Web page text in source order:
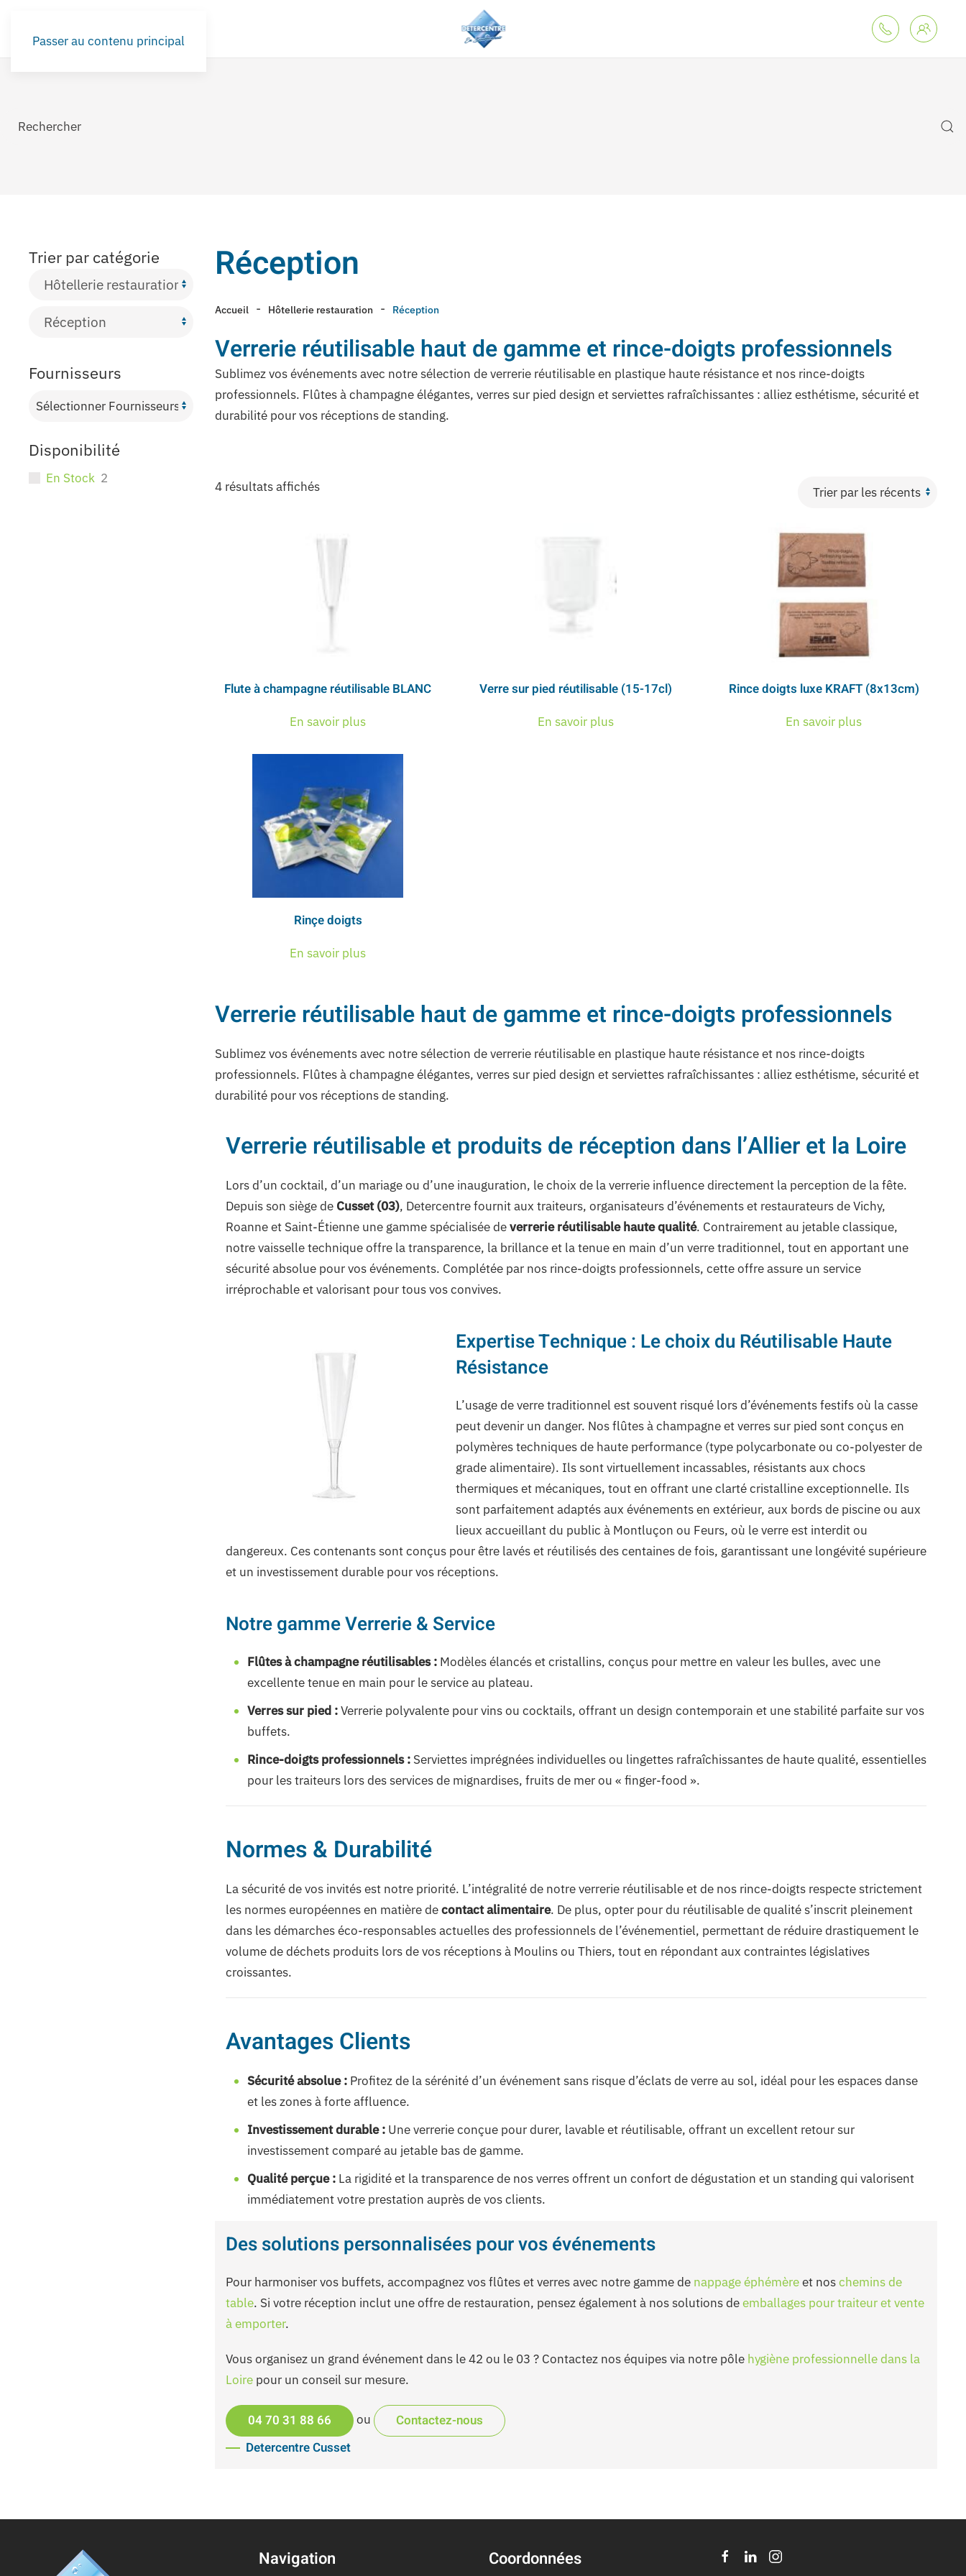
Passer au contenu principal
Trier par catégorie
Fournisseurs
Disponibilité
En Stock 2
Réception
Accueil Hôtellerie restauration Réception
Verrerie réutilisable haut de gamme et rince-doigts professionnels
Sublimez vos événements avec notre sélection de verrerie réutilisable en plastique haute résistance et nos rince-doigts
professionnels. Flûtes à champagne élégantes, verres sur pied design et serviettes rafraîchissantes : alliez esthétisme, sécurité et
durabilité pour vos réceptions de standing.
4 résultats affichésTrié
récent
ancien
Flute à champagne réutilisable BLANC
En savoir plus
Verre sur pied réutilisable (15-17cl)
En savoir plus
Rince doigts luxe KRAFT (8x13cm)
En savoir plus
Rinçe doigts
En savoir plus
Verrerie réutilisable haut de gamme et rince-doigts professionnels
Sublimez vos événements avec notre sélection de verrerie réutilisable en plastique haute résistance et nos rince-doigts
professionnels. Flûtes à champagne élégantes, verres sur pied design et serviettes rafraîchissantes : alliez esthétisme, sécurité et
durabilité pour vos réceptions de standing.
Verrerie réutilisable et produits de réception dans l’Allier et la Loire
Lors d’un cocktail, d’un mariage ou d’une inauguration, le choix de la verrerie influence directement la perception de la fête.
Depuis son siège de Cusset (03), Detercentre fournit aux traiteurs, organisateurs d’événements et restaurateurs de Vichy,
Roanne et Saint-Étienne une gamme spécialisée deverrerie réutilisable haute qualité. Contrairement au jetable classique,
notre vaisselle technique offre la transparence, la brillance et la tenue en main d’un verre traditionnel, tout en apportant une
sécurité absolue pour vos événements. Complétée par nos rince-doigts professionnels, cette offre assure un service
irréprochable et valorisant pour tous vos convives.
Expertise Technique : Le choix du Réutilisable Haute
Résistance
L’usage de verre traditionnel est souvent risqué lors d’événements festifs où la casse
peut devenir un danger. Nos flûtes à champagne et verres sur pied sont conçus en
polymères techniques de haute performance (type polycarbonate ou co-polyester de
grade alimentaire). Ils sont virtuellement incassables, résistants aux chocs
thermiques et mécaniques, tout en offrant une clarté cristalline exceptionnelle. Ils
sont parfaitement adaptés aux événements en extérieur, aux bords de piscine ou aux
lieux accueillant du public à Montluçon ou Feurs, où le verre est interdit ou
dangereux. Ces contenants sont conçus pour être lavés et réutilisés des centaines de fois, garantissant une longévité supérieure
et un investissement durable pour vos réceptions.
Notre gamme Verrerie & Service
Flûtes à champagne réutilisables :Modèles élancés et cristallins, conçus pour mettre en valeur les bulles, avec une
excellente tenue en main pour le service au plateau.
Verres sur pied :Verrerie polyvalente pour vins ou cocktails, offrant un design contemporain et une stabilité parfaite sur vos
buffets.
Rince-doigts professionnels :Serviettes imprégnées individuelles ou lingettes rafraîchissantes de haute qualité, essentielles
pour les traiteurs lors des services de mignardises, fruits de mer ou « finger-food ».
Normes & Durabilité
La sécurité de vos invités est notre priorité. L’intégralité de notre verrerie réutilisable et de nos rince-doigts respecte strictement
les normes européennes en matière decontact alimentaire. De plus, opter pour du réutilisable de qualité s’inscrit pleinement
dans les démarches éco-responsables actuelles des professionnels de l’événementiel, permettant de réduire drastiquement le
volume de déchets produits lors de vos réceptions à Moulins ou Thiers, tout en répondant aux contraintes législatives
croissantes.
Avantages Clients
Sécurité absolue :Profitez de la sérénité d’un événement sans risque d’éclats de verre au sol, idéal pour les espaces danse
et les zones à forte affluence.
Investissement durable :Une verrerie conçue pour durer, lavable et réutilisable, offrant un excellent retour sur
investissement comparé au jetable bas de gamme.
Qualité perçue :La rigidité et la transparence de nos verres offrent un confort de dégustation et un standing qui valorisent
immédiatement votre prestation auprès de vos clients.
Des solutions personnalisées pour vos événements
Pour harmoniser vos buffets, accompagnez vos flûtes et verres avec notre gamme de nappage éphémèreet noschemins de
table. Si votre réception inclut une offre de restauration, pensez également à nos solutions deemballages pour traiteur et vente
à emporter.
Vous organisez un grand événement dans le 42 ou le 03 ? Contactez nos équipes via notre pôle hygiène professionnelle dans la
Loirepour un conseil sur mesure.
04 70 31 88 66 ou
Contactez-nous
Detercentre Cusset
Navigation Coordonnées